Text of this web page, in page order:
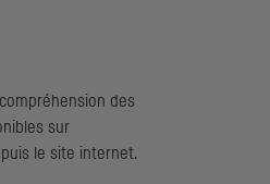
des
sur
le site internet.